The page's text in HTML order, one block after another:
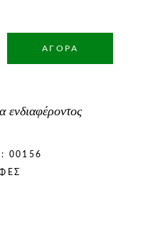
ΑΓΟΡΆ
00156